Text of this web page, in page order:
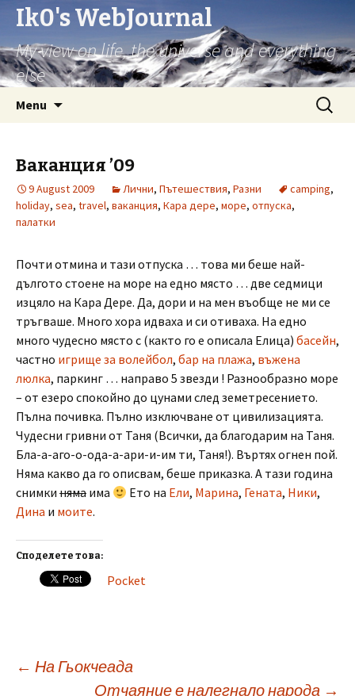
Ik0's WebJournal
My view on life, the universe and everything
else
Menu
Search
for:
Ваканция ’09
9 August 2009 Лични, Пътешествия, Разни camping,
holiday, sea, travel, ваканция, Кара дере, море, отпуска,
палатки
Почти отмина и тази отпуска … това ми беше най-
дългото стоене на море на едно място … две седмици
изцяло на Кара Дере. Да, дори и на мен въобще не ми се
тръгваше. Много хора идваха и си отиваха. На едно
много чудесно място с (както го е описала Елица) басейн,
частно игрище за волейбол, бар на плажа, въжена
люлка, паркинг … направо 5 звезди ! Разнообразно море
– от езеро спокойно до цунами след земетресението.
Пълна почивка. Пълно изключване от цивилизацията.
Чудесни гривни от Таня (Всички, да благодарим на Таня.
Бла-а-аго-о-ода-а-ари-и-им ти, Таня!). Въртях огнен пой.
Няма какво да го описвам, беше приказка. А тази година
снимки няма има Ето на Ели, Марина, Гената, Ники,
Дина и моите.
Споделете това:
Pocket
Post
← На Гьокчеада
Отчаяние е налегнало народа →